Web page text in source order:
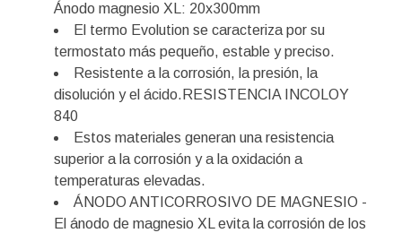
Ánodo magnesio XL: 20x300mm
El termo Evolution se caracteriza por su
termostato más pequeño, estable y preciso.
Resistente a la corrosión, la presión, la
disolución y el ácido.RESISTENCIA INCOLOY
840
Estos materiales generan una resistencia
superior a la corrosión y a la oxidación a
temperaturas elevadas.
ÁNODO ANTICORROSIVO DE MAGNESIO -
El ánodo de magnesio XL evita la corrosión de los